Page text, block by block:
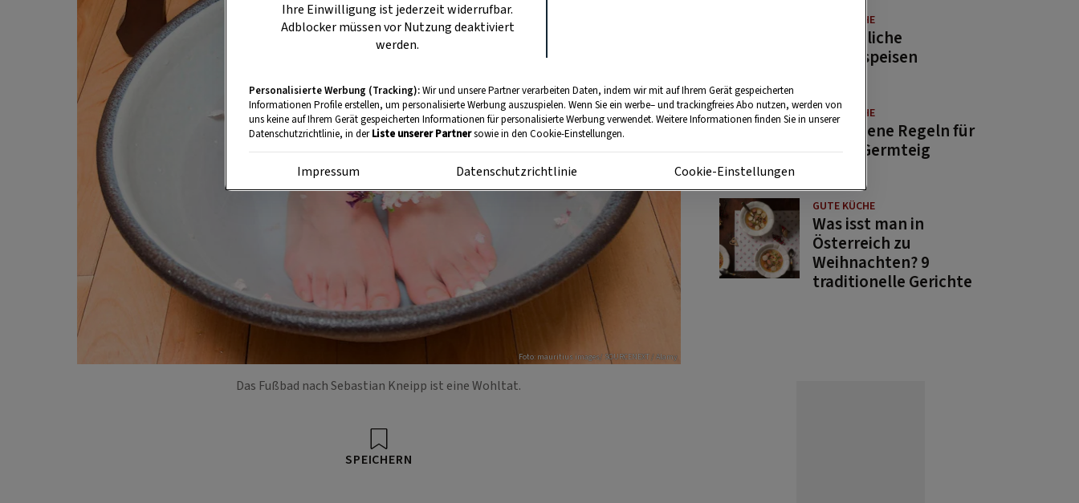
Foto: mauritius images/ SOURCENEXT / Alamy
Das Fußbad nach Sebastian Kneipp ist eine Wohltat.
SPEICHERN
GUTE KÜCHE
11 köstliche
Fastenspeisen
GUTE KÜCHE
10 goldene Regeln für
guten Germteig
GUTE KÜCHE
Was isst man in
Österreich zu
Weihnachten? 9
traditionelle Gerichte
Ihre Einwilligung ist jederzeit widerrufbar.
Adblocker müssen vor Nutzung deaktiviert
werden.
Personalisierte Werbung (Tracking):Wir und unsere Partner verarbeiten Daten, indem wir mit auf Ihrem Gerät gespeicherten
Informationen Profile erstellen, um personalisierte Werbung auszuspielen. Wenn Sie ein werbe– und trackingfreies Abo nutzen, werden von
uns keine auf Ihrem Gerät gespeicherten Informationen für personalisierte Werbung verwendet. Weitere Informationen finden Sie in unserer
Datenschutzrichtlinie, in derListe unserer Partnersowie in den Cookie-Einstellungen.
Impressum Datenschutzrichtlinie Cookie-Einstellungen